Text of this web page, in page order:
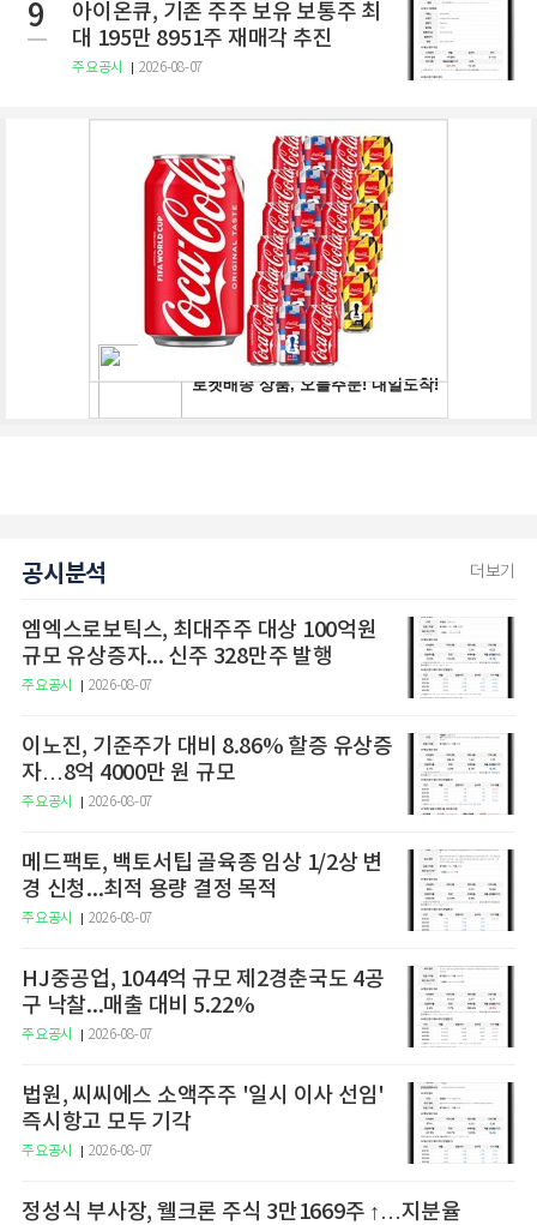
9
아이온큐, 기존 주주 보유 보통주 최
대 195만 8951주 재매각 추진
주요공시 2026-08-07
공시분석 더보기
엠엑스로보틱스, 최대주주 대상 100억원
규모 유상증자... 신주 328만주 발행
주요공시 2026-08-07
이노진, 기준주가 대비 8.86% 할증 유상증
자…8억 4000만 원 규모
주요공시 2026-08-07
메드팩토, 백토서팁 골육종 임상 1/2상 변
경 신청...최적 용량 결정 목적
주요공시 2026-08-07
HJ중공업, 1044억 규모 제2경춘국도 4공
구 낙찰...매출 대비 5.22%
주요공시 2026-08-07
법원, 씨씨에스 소액주주 '일시 이사 선임'
즉시항고 모두 기각
주요공시 2026-08-07
정성식 부사장, 웰크론 주식 3만1669주 ↑…지분율